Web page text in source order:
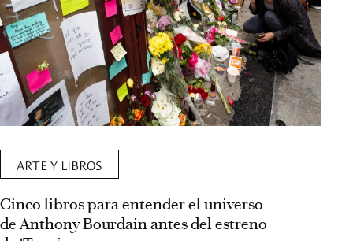
ARTE Y LIBROS
Cinco libros para entender el universo
de Anthony Bourdain antes del estreno